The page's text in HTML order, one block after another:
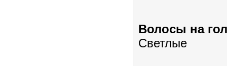
Волосы на
Светлые